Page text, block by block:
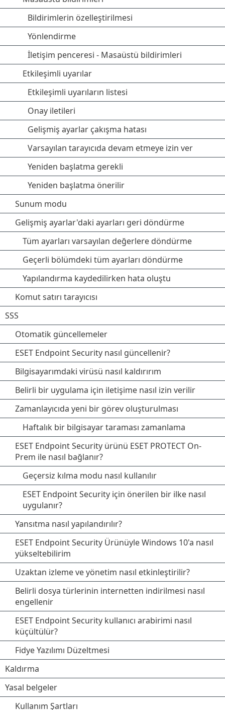
Bildirimlerin özelleştirilmesi
Yönlendirme
İletişim penceresi - Masaüstü bildirimleri
Etkileşimli uyarılar
Etkileşimli uyarıların listesi
Onay iletileri
Gelişmiş ayarlar çakışma hatası
Varsayılan tarayıcıda devam etmeye izin ver
Yeniden başlatma gerekli
Yeniden başlatma önerilir
Sunum modu
Gelişmiş ayarlar'daki ayarları geri döndürme
Tüm ayarları varsayılan değerlere döndürme
Geçerli bölümdeki tüm ayarları döndürme
Yapılandırma kaydedilirken hata oluştu
Komut satırı tarayıcısı
SSS
Otomatik güncellemeler
ESET Endpoint Security nasıl güncellenir?
Bilgisayarımdaki virüsü nasıl kaldırırım
Belirli bir uygulama için iletişime nasıl izin verilir
Zamanlayıcıda yeni bir görev oluşturulması
Haftalık bir bilgisayar taraması zamanlama
ESET Endpoint Security ürünü ESET PROTECT On-
Prem ile nasıl bağlanır?
Geçersiz kılma modu nasıl kullanılır
ESET Endpoint Security için önerilen bir ilke nasıl
uygulanır?
Yansıtma nasıl yapılandırılır?
ESET Endpoint Security Ürünüyle Windows 10'a nasıl
yükseltebilirim
Uzaktan izleme ve yönetim nasıl etkinleştirilir?
Belirli dosya türlerinin internetten indirilmesi nasıl
engellenir
ESET Endpoint Security kullanıcı arabirimi nasıl
küçültülür?
Fidye Yazılımı Düzeltmesi
Kaldırma
Yasal belgeler
Kullanım Şartları